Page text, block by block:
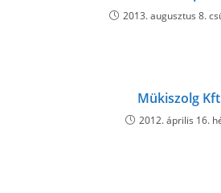
2013. augusztus 8.
Mükiszolg
2012. április 16.